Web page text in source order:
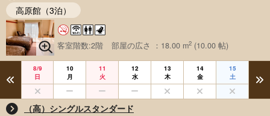
高原館（3泊）
客室階数:2階 部屋の広さ ：18.00 m2 (10.00 帖)
8/9
日
10
月
11
火
12
水
13
木
14
金
15
土
（高）シングルスタンダード